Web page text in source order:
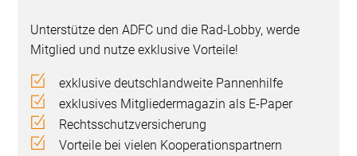
Unterstütze den ADFC und die Rad-Lobby, werde
Mitglied und nutze exklusive Vorteile!
exklusive deutschlandweite Pannenhilfe
exklusives Mitgliedermagazin als E-Paper
Rechtsschutzversicherung
Vorteile bei vielen Kooperationspartnern